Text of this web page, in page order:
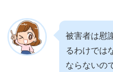
被害者は慰
るわけでは
ならないの